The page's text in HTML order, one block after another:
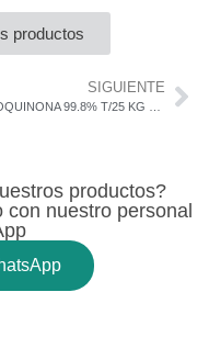
productos
SIGUIENTE
productos?
nuestro personal